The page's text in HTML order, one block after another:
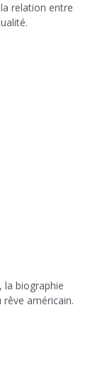
relation entre
, la biographie
américain.